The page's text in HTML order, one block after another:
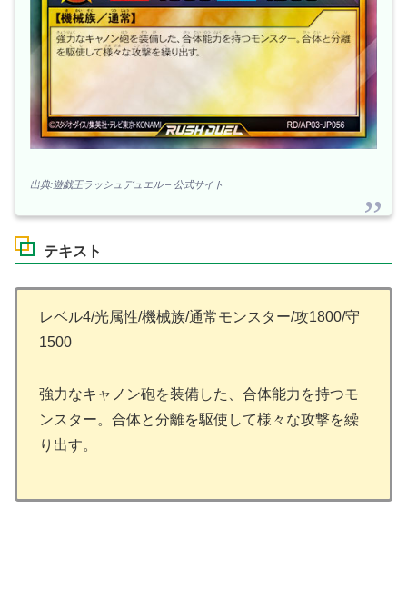
出典:遊戯王ラッシュデュエル – 公式サイト
テキスト
レベル4/光属性/機械族/通常モンスター/攻1800/守
1500
強力なキャノン砲を装備した、合体能力を持つモ
ンスター。合体と分離を駆使して様々な攻撃を繰
り出す。